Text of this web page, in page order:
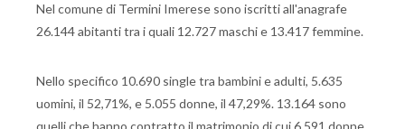
Nel comune di Termini Imerese sono iscritti all'anagrafe
26.144 abitanti tra i quali 12.727 maschi e 13.417 femmine.
Nello specifico 10.690 single tra bambini e adulti, 5.635
uomini, il 52,71%, e 5.055 donne, il 47,29%. 13.164 sono
quelli che hanno contratto il matrimonio di cui 6.591 donne